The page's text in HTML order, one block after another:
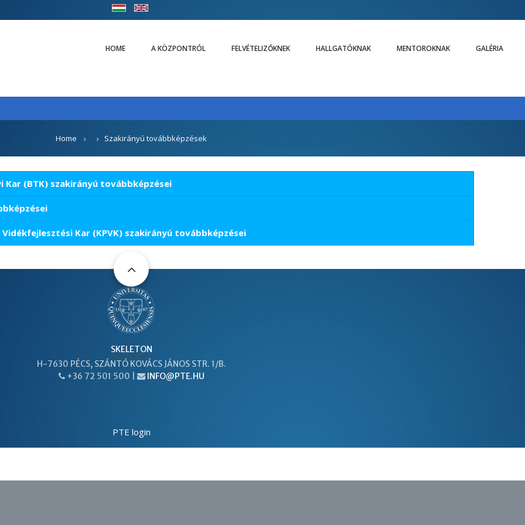
HOME A KÖZPONTRÓL FELVÉTELIZŐKNEK HALLGATÓKNAK MENTOROKNAK GALÉRIA
Home Szakirányú továbbképzések
Kar (BTK) szakirányú továbbképzései
Kar (KPVK) szakirányú továbbképzései
SKELETON
H-7630 PÉCS, SZÁNTÓ KOVÁCS JÁNOS STR. 1/B.
PHONE
+36 72 501 500 | EMAIL
INFO@PTE.HU
PTE login